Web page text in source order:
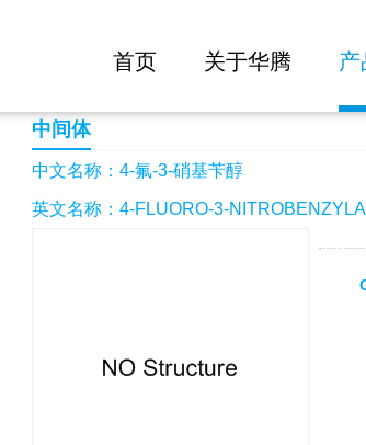
首页 关于华腾 产
4-氟-3-硝基苄醇
中间体
中文名称：4-氟-3-硝基苄醇
英文名称：4-FLUORO-3-